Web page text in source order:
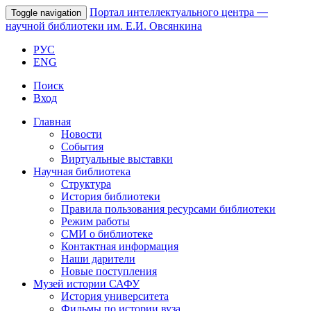
Toggle navigation Портал интеллектуального центра —
научной библиотеки им. Е.И. Овсянкина
РУС
ENG
Поиск
Вход
Главная
Новости
События
Виртуальные выставки
Научная библиотека
Структура
История библиотеки
Правила пользования ресурсами библиотеки
Режим работы
СМИ о библиотеке
Контактная информация
Наши дарители
Новые поступления
Музей истории САФУ
История университета
Фильмы по истории вуза